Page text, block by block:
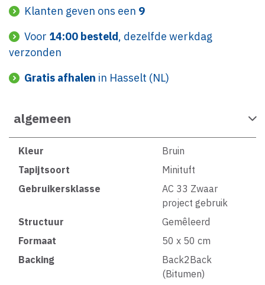
Klanten geven ons een 9
Voor 14:00 besteld, dezelfde werkdag
verzonden
Gratis afhalen in Hasselt (NL)
algemeen
Kleur
Bruin
Tapijtsoort
Minituft
Gebruikersklasse
AC 33 Zwaar
project gebruik
Structuur
Gemêleerd
Formaat
50 x 50 cm
Backing
Back2Back
(Bitumen)